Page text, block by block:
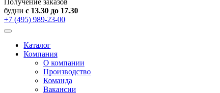
Получение заказов
будни с 13.30 до 17.30
+7 (495) 989-23-00
Каталог
Компания
О компании
Производство
Команда
Вакансии